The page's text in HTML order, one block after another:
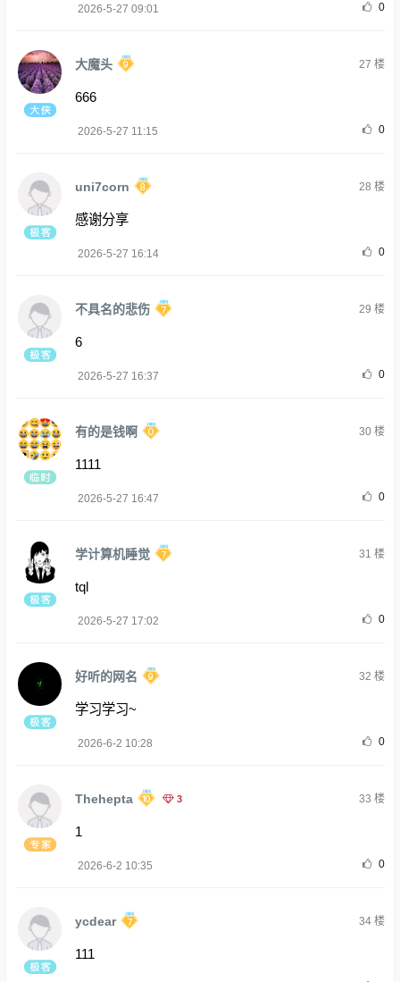
2026-5-27 09:01 0
大魔头 27 楼
666
2026-5-27 11:15 0
uni7corn 28 楼
感谢分享
2026-5-27 16:14 0
不具名的悲伤 29 楼
6
2026-5-27 16:37 0
有的是钱啊 30楼
1111
2026-5-27 16:47 0
学计算机睡觉 31 楼
tql
2026-5-27 17:02 0
好听的网名 32 楼
学习学习~
2026-6-2 10:28 0
Thehepta 3 33 楼
1
2026-6-2 10:35 0
ycdear 34楼
111